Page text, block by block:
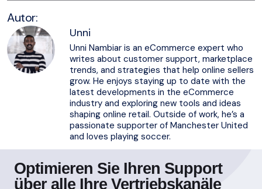
Autor:
Unni
Unni Nambiar is an eCommerce expert who
writes about customer support, marketplace
trends, and strategies that help online sellers
grow. He enjoys staying up to date with the
latest developments in the eCommerce
industry and exploring new tools and ideas
shaping online retail. Outside of work, he’s a
passionate supporter of Manchester United
and loves playing soccer.
Optimieren Sie Ihren Support
über alle Ihre Vertriebskanäle